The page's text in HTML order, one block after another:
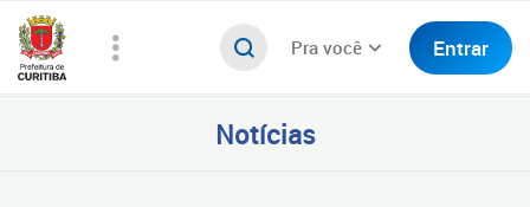
Pra você Entrar
Notícias